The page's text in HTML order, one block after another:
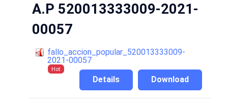
A.P 520013333009-2021-
00057
fallo_accion_popular_520013333009-
2021-00057
Hot
Download
Details